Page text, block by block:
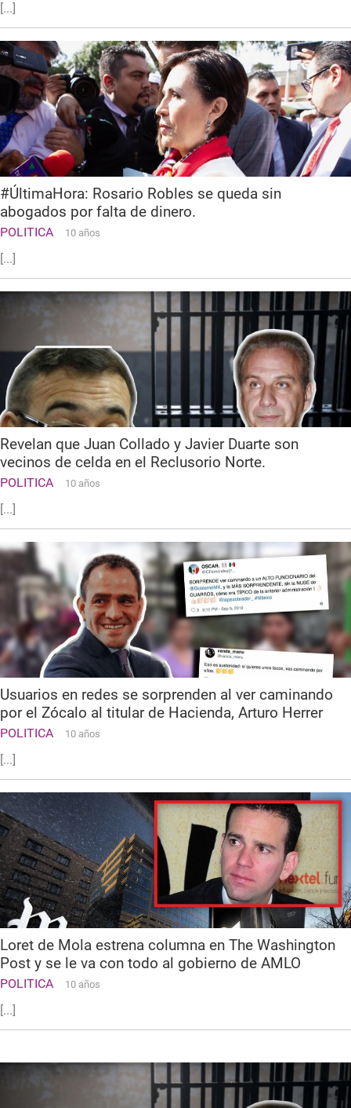
[...]
#ÚltimaHora: Rosario Robles se queda sin
abogados por falta de dinero.
POLITICA 10 años
[...]
Revelan que Juan Collado y Javier Duarte son
vecinos de celda en el Reclusorio Norte.
POLITICA 10 años
[...]
Usuarios en redes se sorprenden al ver caminando
por el Zócalo al titular de Hacienda, Arturo Herrer
POLITICA 10 años
[...]
Loret de Mola estrena columna en The Washington
Post y se le va con todo al gobierno de AMLO
POLITICA 10 años
[...]